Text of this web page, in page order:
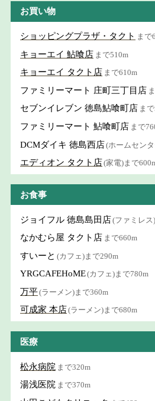
お買い物
ショッピングプラザ・タクト まで
キョーエイ 鮎喰店 まで510m
キョーエイ タクト店 まで610m
ファミリーマート 庄町三丁目店
セブンイレブン 徳島鮎喰町店 ま
ファミリーマート 鮎喰町店 まで
DCMダイキ 徳島西店(ホームセン
エディオン タクト店(家電)まで
お食事
ジョイフル 徳島島田店(ファミレス
なかむら屋 タクト店 まで660m
すいーと (カフェ)まで290m
YRGCAFEHoME(カフェ)まで780m
万平(ラーメン)まで360m
可成家 本店(ラーメン)まで680m
医療
松永病院 まで320m
湯浅医院 まで370m